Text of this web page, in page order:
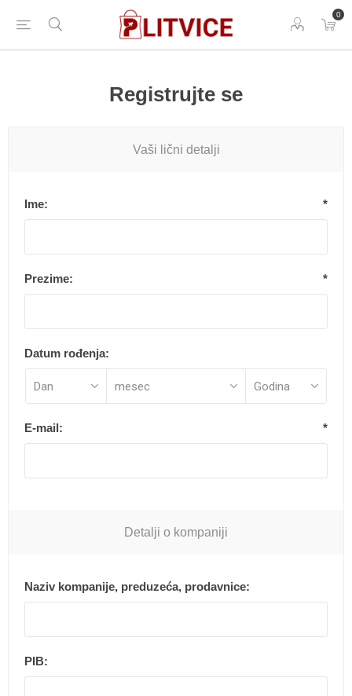
0
Registrujte se
Vaši lični detalji
Ime: *
Prezime: *
Datum rođenja:
E-mail: *
Detalji o kompaniji
Naziv kompanije, preduzeća, prodavnice:
PIB: